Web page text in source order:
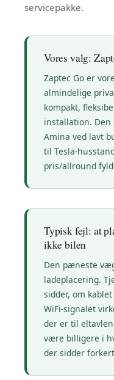
servicepakke.
Vores valg:
Zaptec Go er
almindelige
kompakt,
installation. Den
Amina ved lavt
til Tesla-
pris/allround
Typisk fejl: at
ikke bilen
Den pæneste
ladeplacering.
sidder, om
WiFi-signalet
der er til
være billigere i
der sidder